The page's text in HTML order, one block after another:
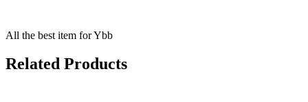
All the best item for Ybb
Related Products